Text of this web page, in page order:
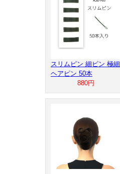
スリムピン 細ピン 極細
ヘアピン 50本
880円